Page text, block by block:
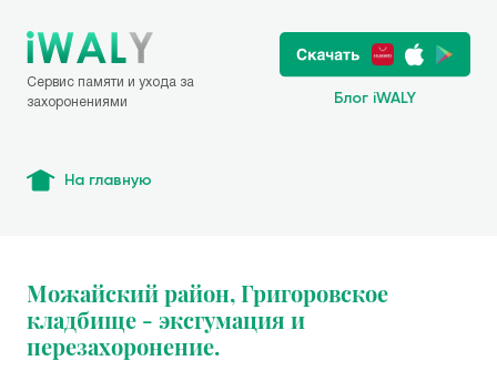
Сервис памяти и ухода за
захоронениями
Блог iWALY
На главную
Можайский район, Григоровское
кладбище - эксгумация и
перезахоронение.